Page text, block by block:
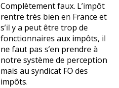
Complètement faux. L’impôt
rentre très bien en France et
s’il y a peut être trop de
fonctionnaires aux impôts, il
ne faut pas s’en prendre à
notre système de perception
mais au syndicat FO des
impôts.